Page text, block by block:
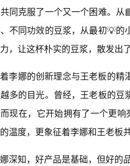
同克服了一个又一个困难。
不同功效的豆浆，从最初💡
，让这杯朴实的豆浆，散发出
李娜的创新理念与王老板的
多的目光。曾经，王老板的
现在，它开始拥有了一个更
温度，更象征着李娜和王老板
深知，好产品是基础，但好的